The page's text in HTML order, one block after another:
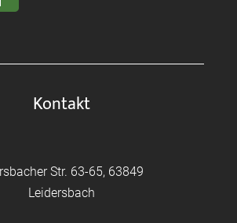
Kontakt
Str. 63-65, 63849
Leidersbach